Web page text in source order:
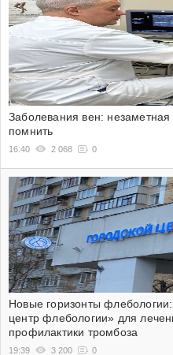
Заболевания вен: незаметная
помнить
16:40 2 068 0
Новые горизонты
центр флебологии» для
профилактики тромбоза
19:39 3 200 0